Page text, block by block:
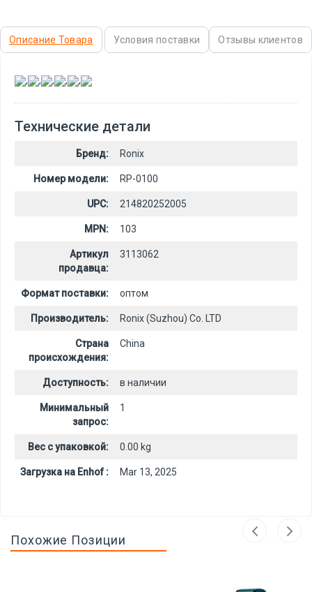
Описание Товара Условия поставки Отзывы клиентов
, , , , ,
Технические детали
Бренд: Ronix
Номер модели: RP-0100
UPC: 214820252005
MPN: 103
Артикул
продавца:
3113062
Формат поставки: оптом
Производитель: Ronix (Suzhou) Co. LTD
Страна
происхождения:
China
Доступность: в наличии
Минимальный
запрос:
1
Вес с упаковкой: 0.00 kg
Загрузка на Enhof : Mar 13, 2025
Похожие Позиции